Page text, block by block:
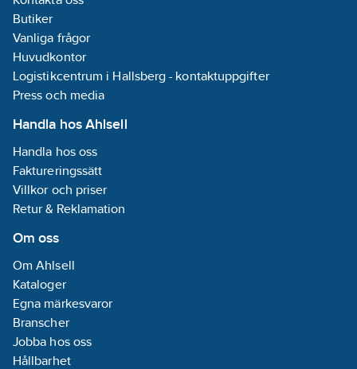
stålplåt.
Butiker
Vanliga frågor
Huvudkontor
Logistikcentrum i Hallsberg - kontaktuppgifter
Press och media
Handla hos Ahlsell
Handla hos oss
Faktureringssätt
Villkor och priser
Retur & Reklamation
Om oss
Om Ahlsell
Kataloger
Egna märkesvaror
Branscher
Jobba hos oss
Hållbarhet